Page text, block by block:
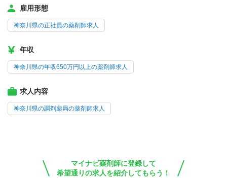
雇用形態
神奈川県の正社員の薬剤師求人
年収
神奈川県の年収650万円以上の薬剤師求人
求人内容
神奈川県の調剤薬局の薬剤師求人
マイナビ薬剤師に登録して
希望通りの求人を紹介してもらう！